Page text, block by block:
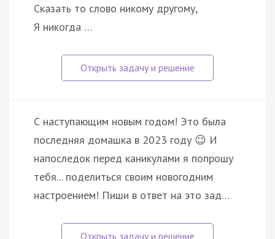
Сказать то слово никому другому,
Я никогда …
С наступающим новым годом! Это была
последняя домашка в 2023 году 😉 И
напоследок перед каникулами я попрошу
тебя... поделиться своим новогодним
настроением! Пиши в ответ на это зад…